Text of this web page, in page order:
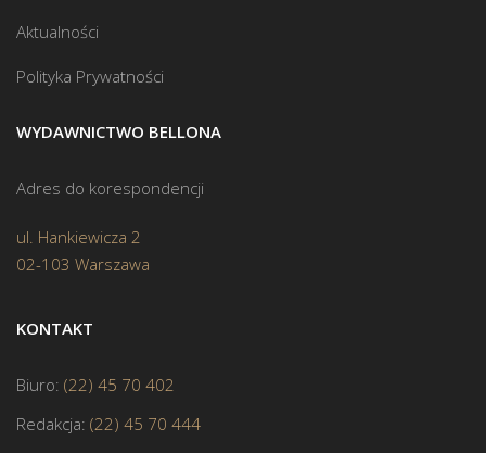
Aktualności
Polityka Prywatności
WYDAWNICTWO BELLONA
Adres do korespondencji
ul. Hankiewicza 2
02-103 Warszawa
KONTAKT
Biuro: (22) 45 70 402
Redakcja: (22) 45 70 444